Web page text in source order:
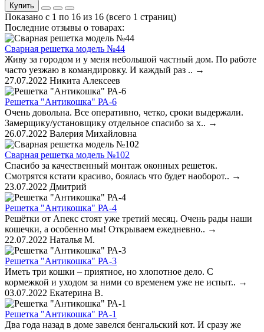
Купить
Показано с 1 по 16 из 16 (всего 1 страниц)
Последние отзывы о товарах:
Сварная решетка модель №44
Живу за городом и у меня небольшой частный дом. По работе
часто уезжаю в командировку. И каждый раз .. →
27.07.2022 Никита Алексеев
Решетка "Антикошка" РА-6
Очень довольна. Все оперативно, четко, сроки выдержали.
Замерщику/установщику отдельное спасибо за х.. →
26.07.2022 Валерия Михайловна
Сварная решетка модель №102
Спасибо за качественный монтаж оконных решеток.
Смотрятся кстати красиво, боялась что будет наоборот.. →
23.07.2022 Дмитрий
Решетка "Антикошка" РА-4
Решётки от Апекс стоят уже третий месяц. Очень рады наши
кошечки, а особенно мы! Открываем ежедневно.. →
22.07.2022 Наталья М.
Решетка "Антикошка" РА-3
Иметь три кошки – приятное, но хлопотное дело. С
кормежкой и уходом за ними со временем уже не испыт.. →
03.07.2022 Екатерина В.
Решетка "Антикошка" РА-1
Два года назад в доме завелся бенгальский кот. И сразу же